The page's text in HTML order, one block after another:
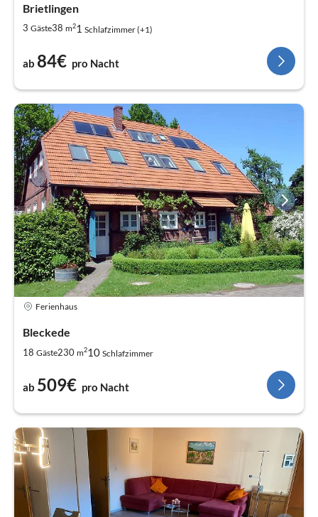
Brietlingen
3 Gäste38 m21 Schlafzimmer (+1)
ab 84€ pro Nacht
Ferienhaus
Bleckede
18 Gäste230 m210 Schlafzimmer
ab 509€ pro Nacht